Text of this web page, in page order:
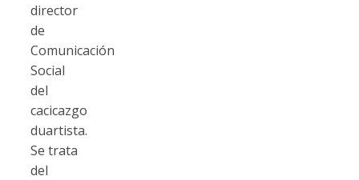
director
de
Comunicación
Social
del
cacicazgo
duartista.
Se trata
del